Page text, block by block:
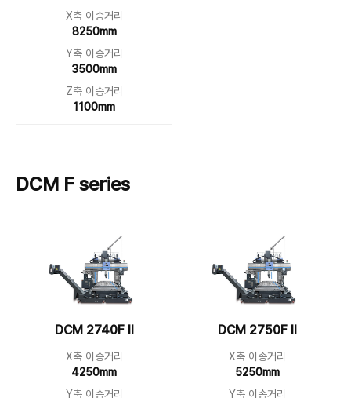
X축 이송거리
8250mm
Y축 이송거리
3500mm
Z축 이송거리
1100mm
DCM F series
DCM 2740F II
X축 이송거리
4250mm
Y축 이송거리
DCM 2750F II
X축 이송거리
5250mm
Y축 이송거리